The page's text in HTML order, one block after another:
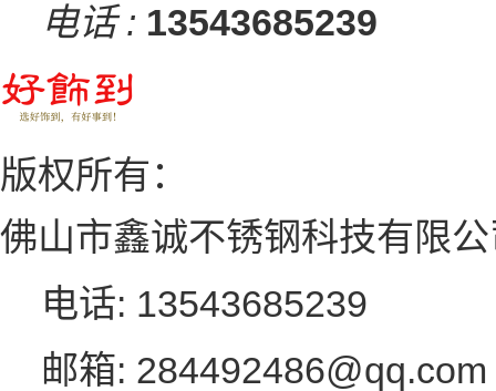
电话 : 13543685239
版权所有：
佛山市鑫诚不锈钢科技有限
电话: 13543685239
邮箱: 284492486@qq.com